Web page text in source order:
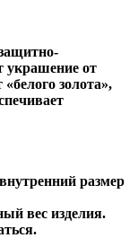
украшение от
золота»,
размер
вес изделия.